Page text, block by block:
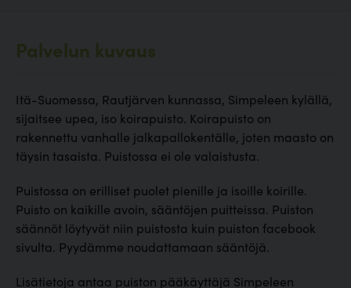
Palvelun kuvaus
Itä-Suomessa, Rautjärven kunnassa, Simpeleen kylällä,
sijaitsee upea, iso koirapuisto. Koirapuisto on
rakennettu vanhalle jalkapallokentälle, joten maasto on
täysin tasaista. Puistossa ei ole valaistusta.
Puistossa on erilliset puolet pienille ja isoille koirille.
Puisto on kaikille avoin, sääntöjen puitteissa. Puiston
säännöt löytyvät niin puistosta kuin puiston facebook
sivulta. Pyydämme noudattamaan sääntöjä.
Lisätietoja antaa puiston pääkäyttäjä Simpeleen